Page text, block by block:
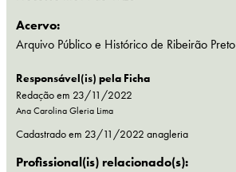
Acervo:
Arquivo Público e Histórico de Ribeirão Preto
Responsável(is) pela Ficha
Redação em 23/11/2022
Ana Carolina Gleria Lima
Cadastrado em 23/11/2022 anagleria
Profissional(is) relacionado(s):